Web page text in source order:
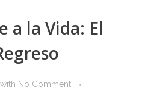
a la Vida: El
with No Comment